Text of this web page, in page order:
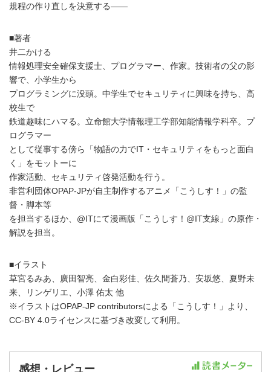
規程の作り直しを決意する――
■著者
井二かける
情報処理安全確保支援士、プログラマー、作家。技術者の父の影
響で、小学生から
プログラミングに没頭。中学生でセキュリティに興味を持ち、高
校生で
鉄道趣味にハマる。立命館大学情報理工学部知能情報学科卒。プ
ログラマー
として従事する傍ら「物語の力でIT・セキュリティをもっと面白
く」をモットーに
作家活動、セキュリティ啓発活動を行う。
非営利団体OPAP-JPが自主制作するアニメ「こうしす！」の監
督・脚本等
を担当するほか、@ITにて漫画版「こうしす！@IT支線」の原作・
解説を担当。
■イラスト
草宮るみあ、廣田智亮、金白彩佳、佐久間蒼乃、安坂悠、夏野未
来、リンゲリエ、小澤 佑太 他
※イラストはOPAP-JP contributorsによる「こうしす！」より、
CC-BY 4.0ライセンスに基づき改変して利用。
感想・レビュー